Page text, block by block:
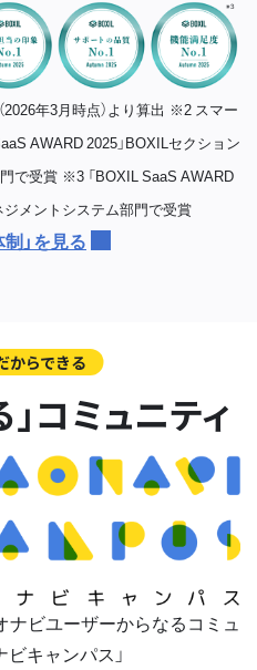
年3月時点）より算出 ※2 スマー
AWARD 2025」BOXILセクション
で受賞 ※3 「BOXIL SaaS AWARD
ジメントシステム部門で受賞
」を見る
からできる
コミュニティ
ナビユーザーからなるコミュ
ビキャンパス」